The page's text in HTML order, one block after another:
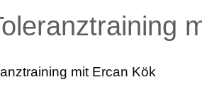
mit Ercan Kök